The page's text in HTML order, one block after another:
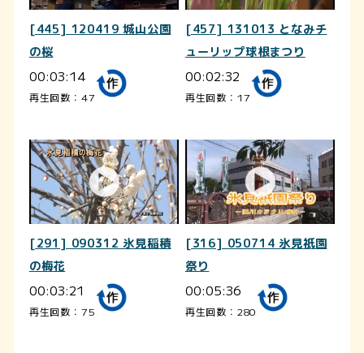
[445] 120419 城山公園
の桜
00:03:14
再生回数：47
[457] 131013 となみチ
ューリップ球根まつり
00:02:32
再生回数：17
[291] 090312 氷見稲積
の梅花
00:03:21
再生回数：75
[316] 050714 氷見祇園
祭り
00:05:36
再生回数：280